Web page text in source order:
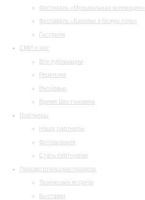
Фестиваль «Музыкальная коллекция»
Фестиваль «Барокко в белую ночь»
Гастроли
СМИ о нас
Все публикации
Рецензии
Интервью
Время Шостаковича
Партнеры
Наши партнеры
Фотогалерея
Стать партнером
Просветительские проекты
Творческие встречи
Выставки